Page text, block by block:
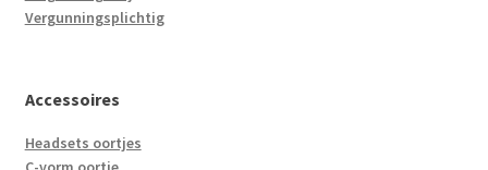
Vergunningsplichtig
Accessoires
Headsets oortjes